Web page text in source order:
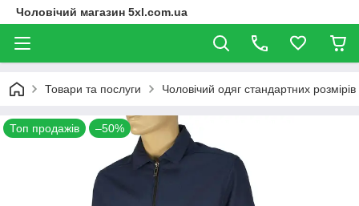
Чоловічий магазин 5xl.com.ua
Товари та послуги Чоловічий одяг стандартних розмірів
Топ продажів –50%